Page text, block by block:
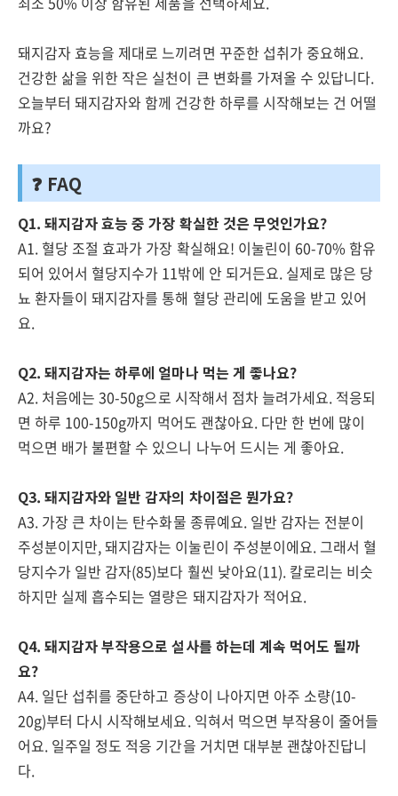
돼지감자 효능을 제대로 느끼려면 꾸준한 섭취가 중요해요.
건강한 삶을 위한 작은 실천이 큰 변화를 가져올 수 있답니다.
오늘부터 돼지감자와 함께 건강한 하루를 시작해보는 건 어떨
까요?
❓ FAQ
Q1. 돼지감자 효능 중 가장 확실한 것은 무엇인가요?
A1. 혈당 조절 효과가 가장 확실해요! 이눌린이 60-70% 함유
되어 있어서 혈당지수가 11밖에 안 되거든요. 실제로 많은 당
뇨 환자들이 돼지감자를 통해 혈당 관리에 도움을 받고 있어
요.
Q2. 돼지감자는 하루에 얼마나 먹는 게 좋나요?
A2. 처음에는 30-50g으로 시작해서 점차 늘려가세요. 적응되
면 하루 100-150g까지 먹어도 괜찮아요. 다만 한 번에 많이
먹으면 배가 불편할 수 있으니 나누어 드시는 게 좋아요.
Q3. 돼지감자와 일반 감자의 차이점은 뭔가요?
A3. 가장 큰 차이는 탄수화물 종류예요. 일반 감자는 전분이
주성분이지만, 돼지감자는 이눌린이 주성분이에요. 그래서 혈
당지수가 일반 감자(85)보다 훨씬 낮아요(11). 칼로리는 비슷
하지만 실제 흡수되는 열량은 돼지감자가 적어요.
Q4. 돼지감자 부작용으로 설사를 하는데 계속 먹어도 될까
요?
A4. 일단 섭취를 중단하고 증상이 나아지면 아주 소량(10-
20g)부터 다시 시작해보세요. 익혀서 먹으면 부작용이 줄어들
어요. 일주일 정도 적응 기간을 거치면 대부분 괜찮아진답니
다.